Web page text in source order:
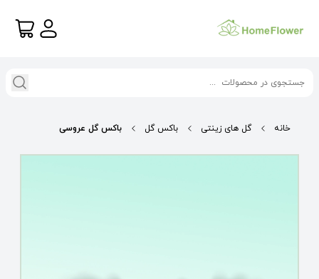
خانه گل های زینتی باکس گل باکس گل عروسی